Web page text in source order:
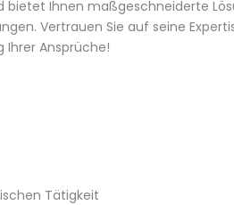
Ihnen maßgeschneiderte
Vertrauen Sie auf seine
Ihrer Ansprüche!
Tätigkeit